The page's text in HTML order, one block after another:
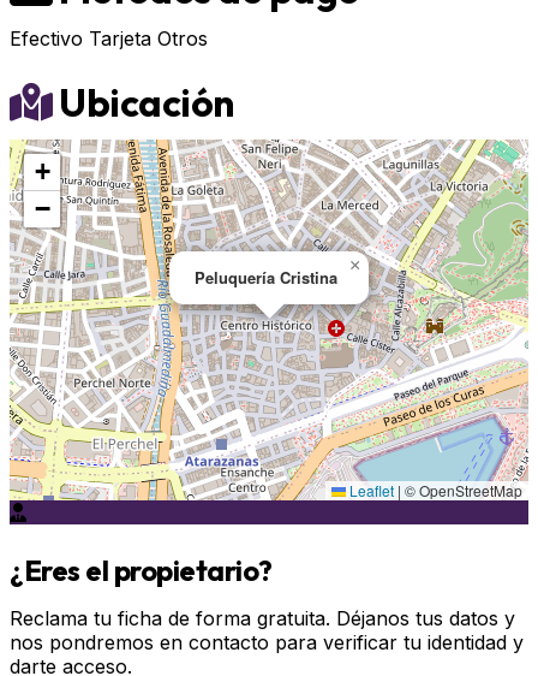
Efectivo Tarjeta Otros
Ubicación
Peluquería Cristina
×
+
−
Leaflet | © OpenStreetMap
¿Eres el propietario?
Reclama tu ficha de forma gratuita. Déjanos tus datos y
nos pondremos en contacto para verificar tu identidad y
darte acceso.